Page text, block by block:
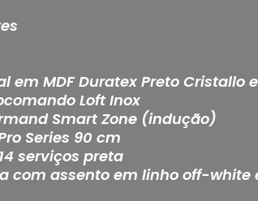
em MDF Duratex Preto
Loft Inox
Smart Zone (indução)
Series 90 cm
serviços preta
com assento em linho off-